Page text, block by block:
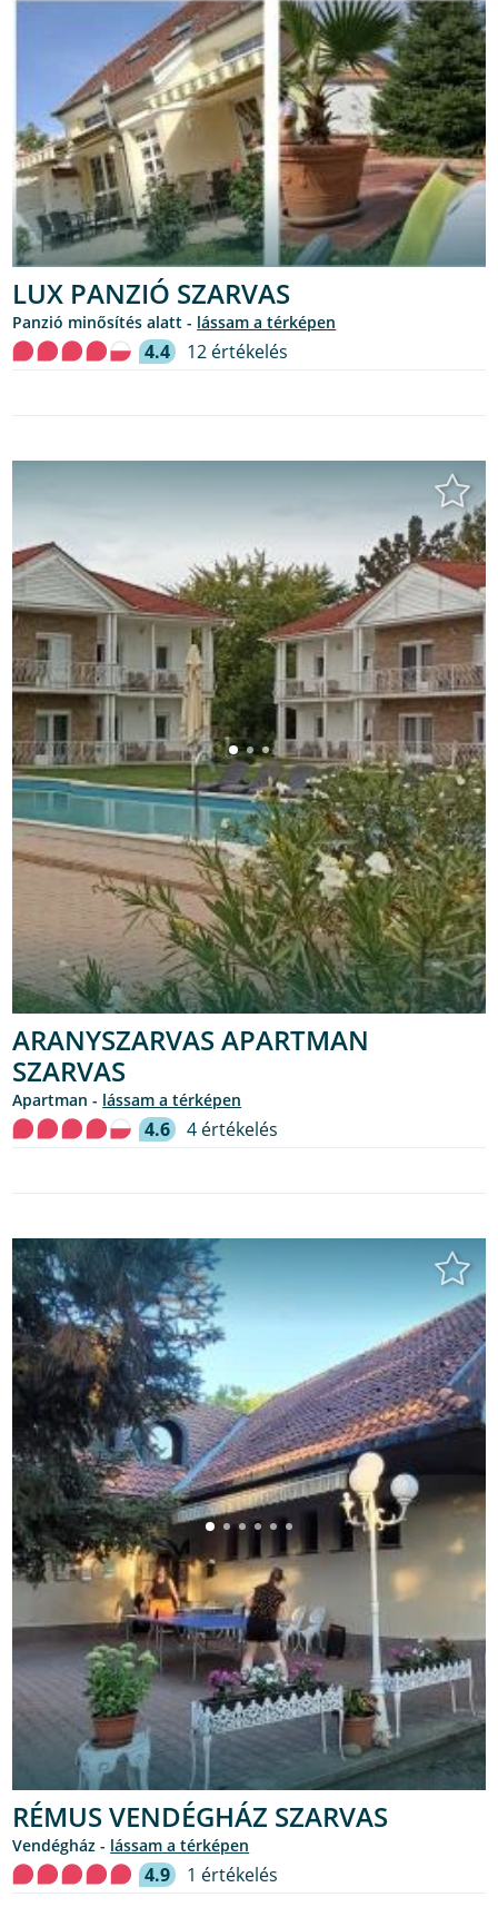
LUX PANZIÓ SZARVAS
Panzió minősítés alatt - lássam a térképen
4.4 12 értékelés
ARANYSZARVAS APARTMAN
SZARVAS
Apartman - lássam a térképen
4.6 4 értékelés
RÉMUS VENDÉGHÁZ SZARVAS
Vendégház - lássam a térképen
4.9 1 értékelés